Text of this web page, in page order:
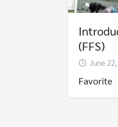
(FFS)
June
Favorite